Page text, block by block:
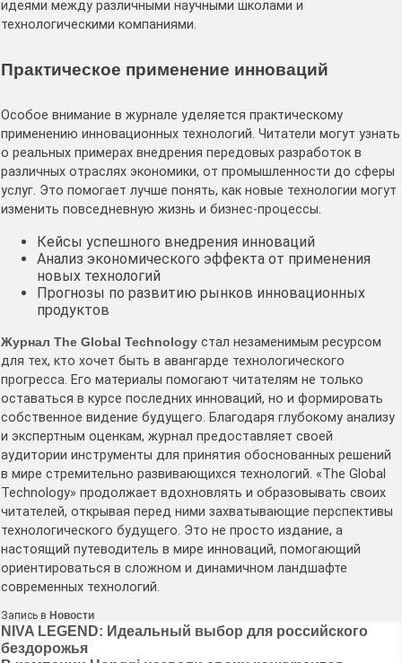
идеями между различными научными школами и
технологическими компаниями.
Практическое применение инноваций
Особое внимание в журнале уделяется практическому
применению инновационных технологий. Читатели могут узнать
о реальных примерах внедрения передовых разработок в
различных отраслях экономики, от промышленности до сферы
услуг. Это помогает лучше понять, как новые технологии могут
изменить повседневную жизнь и бизнес-процессы.
Кейсы успешного внедрения инноваций
Анализ экономического эффекта от применения
новых технологий
Прогнозы по развитию рынков инновационных
продуктов
Журнал The Global Technology стал незаменимым ресурсом
для тех, кто хочет быть в авангарде технологического
прогресса. Его материалы помогают читателям не только
оставаться в курсе последних инноваций, но и формировать
собственное видение будущего. Благодаря глубокому анализу
и экспертным оценкам, журнал предоставляет своей
аудитории инструменты для принятия обоснованных решений
в мире стремительно развивающихся технологий. «The Global
Technology» продолжает вдохновлять и образовывать своих
читателей, открывая перед ними захватывающие перспективы
технологического будущего. Это не просто издание, а
настоящий путеводитель в мире инноваций, помогающий
ориентироваться в сложном и динамичном ландшафте
современных технологий.
Запись в Новости
Навигация
NIVA LEGEND: Идеальный выбор для российского
бездорожья